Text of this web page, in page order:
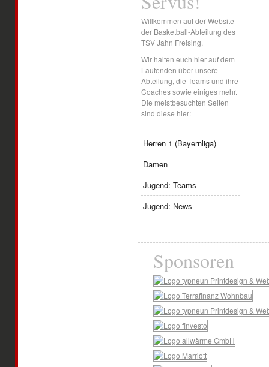
Willkommen auf der Website
der Basketball-Abteilung des
TSV Jahn Freising.
Wir halten euch hier auf dem
Laufenden über unsere
Abteilung, die Teams und ihre
Coaches sowie einiges mehr.
Die meistbesuchten Seiten
sind diese hier:
Herren 1 (Bayernliga)
Damen
Jugend: Teams
Jugend: News
Sponsoren